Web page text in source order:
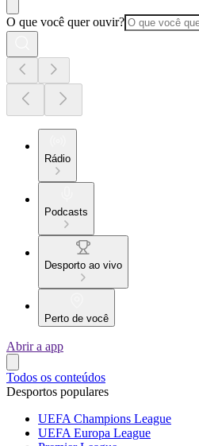
O que você quer ouvir?
Rádio
Podcasts
Desporto ao vivo
Perto de você
Abrir a app
Todos os conteúdos
Desportos populares
UEFA Champions League
UEFA Europa League